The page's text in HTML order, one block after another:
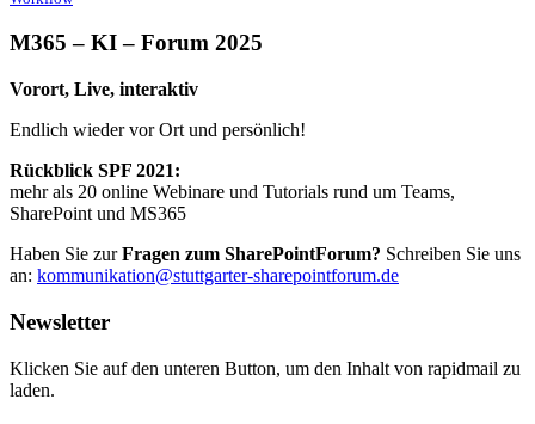
M365 – KI – Forum 2025
Vorort, Live, interaktiv
Endlich wieder vor Ort und persönlich!
Rückblick SPF 2021:
mehr als 20 online Webinare und Tutorials rund um Teams,
SharePoint und MS365
Haben Sie zurFragen zum SharePointForum? Schreiben Sie uns
an: kommunikation@stuttgarter-sharepointforum.de
Newsletter
Klicken Sie auf den unteren Button, um den Inhalt von rapidmail zu
laden.